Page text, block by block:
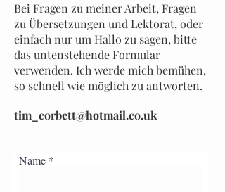
Bei Fragen zu meiner Arbeit, Fragen
zu Übersetzungen und Lektorat, oder
einfach nur um Hallo zu sagen, bitte
das untenstehende Formular
verwenden. Ich werde mich bemühen,
so schnell wie möglich zu antworten.
tim_corbett@hotmail.co.uk
Name